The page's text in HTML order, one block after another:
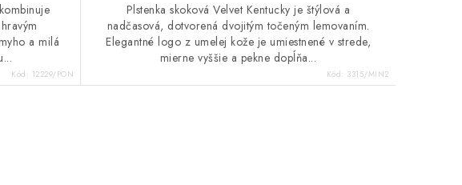
a milá
Kód: 12229/PON
Plstenka skoková Velvet Kentucky je štýlová a
nadčasová, dotvorená dvojitým točeným lemovaním.
Elegantné logo z umelej kože je umiestnené v strede,
mierne vyššie a pekne dopĺňa...
Kód: 3315/MIN2